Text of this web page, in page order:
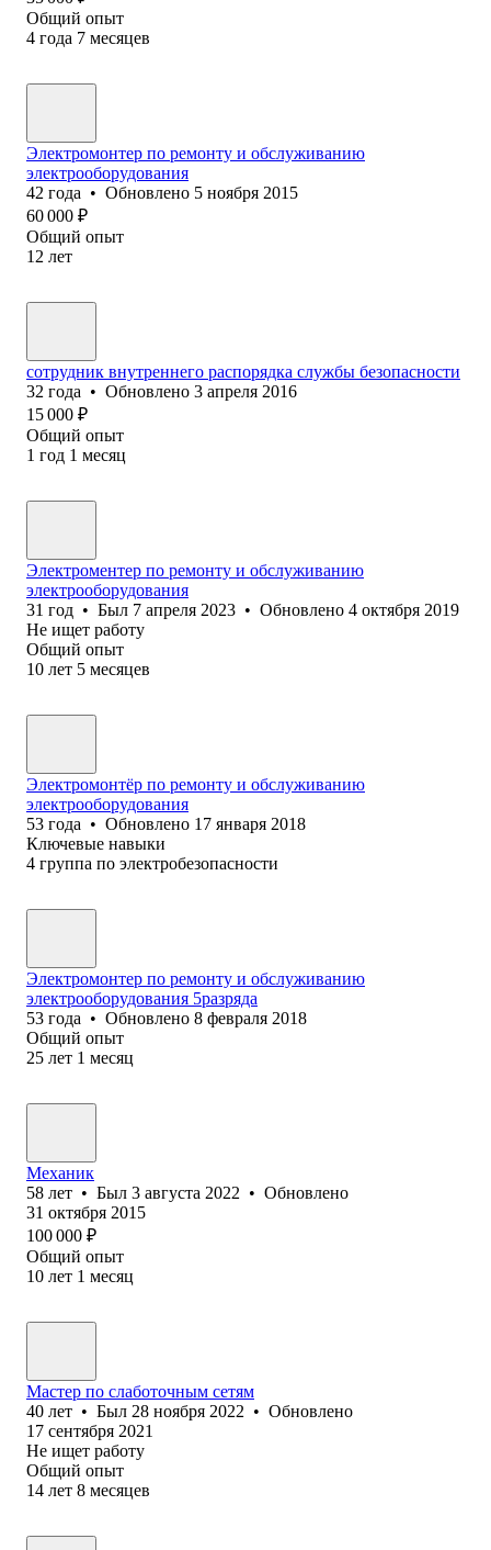
Общий опыт
4 года 7 месяцев
Электромонтер по ремонту и обслуживанию
электрооборудования
42 года • Обновлено 5 ноября 2015
60 000 ₽
Общий опыт
12 лет
сотрудник внутреннего распорядка службы безопасности
32 года • Обновлено 3 апреля 2016
15 000 ₽
Общий опыт
1 год 1 месяц
Электроментер по ремонту и обслуживанию
электрооборудования
31 год • Был 7 апреля 2023 • Обновлено 4 октября 2019
Не ищет работу
Общий опыт
10 лет 5 месяцев
Электромонтёр по ремонту и обслуживанию
электрооборудования
53 года • Обновлено 17 января 2018
Ключевые навыки
4 группа по электробезопасности
Электромонтер по ремонту и обслуживанию
электрооборудования 5разряда
53 года • Обновлено 8 февраля 2018
Общий опыт
25 лет 1 месяц
Механик
58 лет • Был 3 августа 2022 • Обновлено
31 октября 2015
100 000 ₽
Общий опыт
10 лет 1 месяц
Мастер по слаботочным сетям
40 лет • Был 28 ноября 2022 • Обновлено
17 сентября 2021
Не ищет работу
Общий опыт
14 лет 8 месяцев